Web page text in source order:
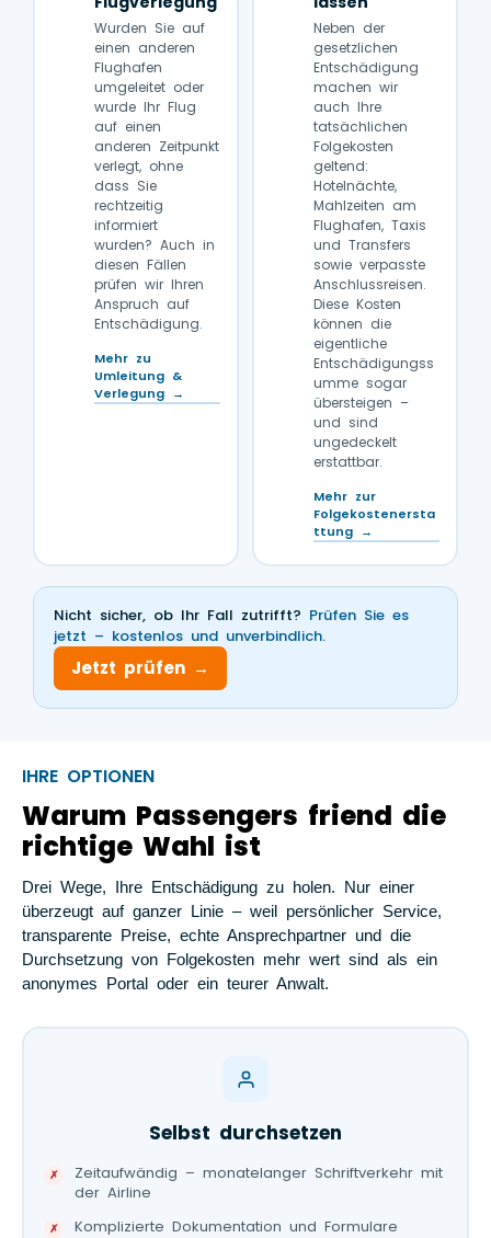
Wurden Sie auf
einen anderen
Flughafen
umgeleitet oder
wurde Ihr Flug
auf einen
anderen Zeitpunkt
verlegt, ohne
dass Sie
rechtzeitig
informiert
wurden? Auch in
diesen Fällen
prüfen wir Ihren
Anspruch auf
Entschädigung.
Mehr zu
Umleitung &
Verlegung →
Neben der
gesetzlichen
Entschädigung
machen wir
auch Ihre
tatsächlichen
Folgekosten
geltend:
Hotelnächte,
Mahlzeiten am
Flughafen, Taxis
und Transfers
sowie verpasste
Anschlussreisen.
Diese Kosten
können die
eigentliche
Entschädigungss
umme sogar
übersteigen –
und sind
ungedeckelt
erstattbar.
Mehr zur
Folgekostenersta
ttung →
Nicht sicher, ob Ihr Fall zutrifft? Prüfen Sie es
jetzt – kostenlos und unverbindlich.
Jetzt prüfen →
IHRE OPTIONEN
Warum Passengers friend die
richtige Wahl ist
Drei Wege, Ihre Entschädigung zu holen. Nur einer
überzeugt auf ganzer Linie – weil persönlicher Service,
transparente Preise, echte Ansprechpartner und die
Durchsetzung von Folgekosten mehr wert sind als ein
anonymes Portal oder ein teurer Anwalt.
Selbst durchsetzen
Zeitaufwändig – monatelanger Schriftverkehr mit
der Airline
Komplizierte Dokumentation und Formulare